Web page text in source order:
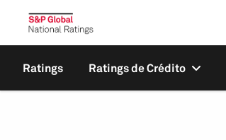
Ratings Ratings de Crédito